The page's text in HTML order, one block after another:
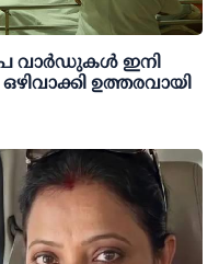
വാര്‍ഡുകള്‍ ഇനി
ഉത്തരവായി